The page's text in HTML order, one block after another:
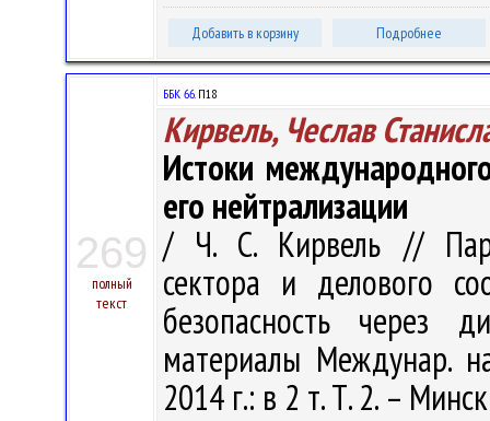
Добавить в корзину Подробнее
269
полный
текст
ББК 66.П18
Кирвель, Чеслав
Истоки
его нейтрализации
/ Ч. С. Кирвель //
сектора и делового
безопасность через
материалы Междунар.
2014 г.: в 2 т. Т. 2. –